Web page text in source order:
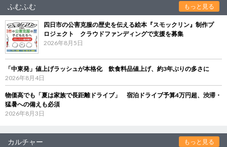
ふむふむ もっと見る
四日市の公害克服の歴史を伝える絵本『スモックリン』制作プ
ロジェクト クラウドファンディングで支援を募集
2026年8月5日
「中東発」値上げラッシュが本格化 飲食料品値上げ、約3年ぶりの多さに
2026年8月4日
物価高でも「夏は家族で長距離ドライブ」 宿泊ドライブ予算4万円超、渋滞・
猛暑への備えも必須
2026年8月3日
カルチャー もっと見る